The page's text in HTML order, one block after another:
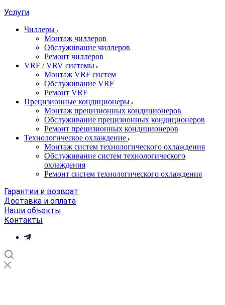
Услуги
Чиллеры
Монтаж чиллеров
Обслуживание чиллеров
Ремонт чиллеров
VRF / VRV системы
Монтаж VRF систем
Обслуживание VRF
Ремонт VRF
Прецизионные кондиционеры
Монтаж прецизионных кондиционеров
Обслуживание прецизионных кондиционеров
Ремонт прецизионных кондиционеров
Технологическое охлаждение
Монтаж систем технологического охлаждения
Обслуживание систем технологического
охлаждения
Ремонт систем технологического охлаждения
Гарантии и возврат
Доставка и оплата
Наши объекты
Контакты